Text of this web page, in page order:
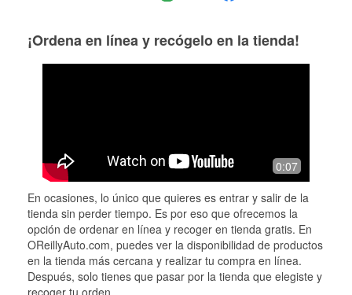
¡Ordena en línea y recógelo en la tienda!
0:07
En ocasiones, lo único que quieres es entrar y salir de la
tienda sin perder tiempo. Es por eso que ofrecemos la
opción de ordenar en línea y recoger en tienda gratis. En
OReillyAuto.com, puedes ver la disponibilidad de productos
en la tienda más cercana y realizar tu compra en línea.
Después, solo tienes que pasar por la tienda que elegiste y
recoger tu orden.